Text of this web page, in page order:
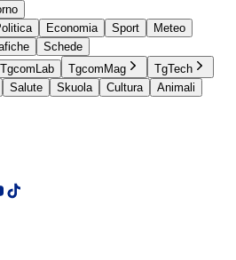
Economia Sport
Meteo
Schede
TgcomLab TgcomMag
TgTech
Salute Skuola Cultura
Animali